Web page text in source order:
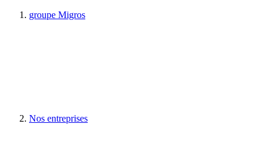
groupe Migros
Nos entreprises